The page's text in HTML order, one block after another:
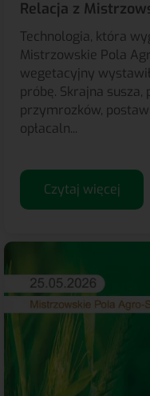
Relacja z
Technologia, która
Mistrzowskie Pola
wegetacyjny
próbę. Skrajna
przymrozków,
opłacaln...
Czytaj więcej